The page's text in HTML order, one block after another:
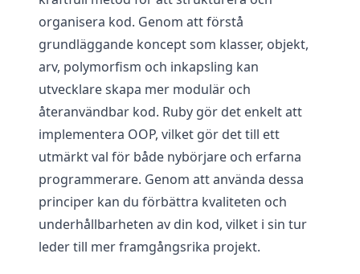
organisera kod. Genom att förstå
grundläggande koncept som klasser, objekt,
arv, polymorfism och inkapsling kan
utvecklare skapa mer modulär och
återanvändbar kod. Ruby gör det enkelt att
implementera OOP, vilket gör det till ett
utmärkt val för både nybörjare och erfarna
programmerare. Genom att använda dessa
principer kan du förbättra kvaliteten och
underhållbarheten av din kod, vilket i sin tur
leder till mer framgångsrika projekt.